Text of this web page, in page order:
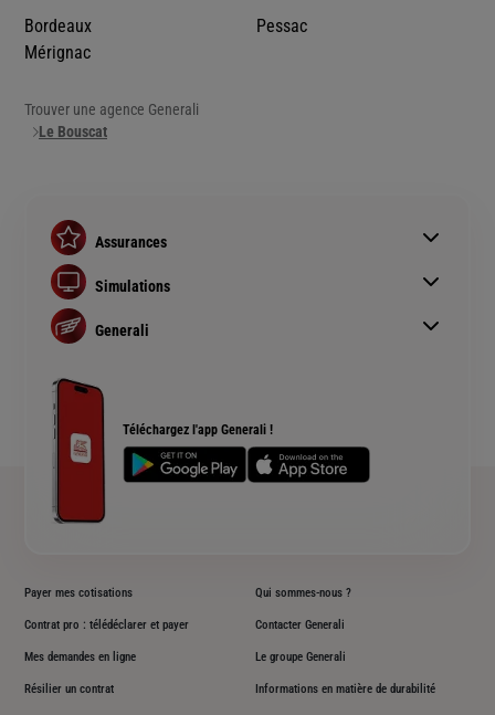
Bordeaux
Mérignac
Pessac
Trouver une agence Generali
Le Bouscat
Téléchargez l'app Generali !
Assurances
Assurance auto
Assurance habitation
Assurance prêt immobilier
Complémentaire santé senior
Simulations
Simulation assurance auto
Devis assurance habitation
Devis assurance chien ou chat
Generali
Rendements fonds euros Generali
Accessibilité sourds et malentendants
Plan du site
Payer mes cotisations
Contrat pro : télédéclarer et payer
Mes demandes en ligne
Résilier un contrat
Qui sommes-nous ?
Contacter Generali
Le groupe Generali
Informations en matière de durabilité